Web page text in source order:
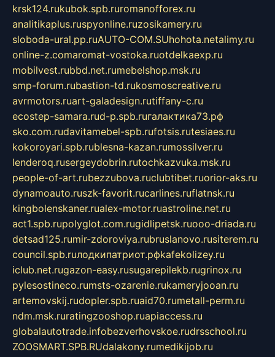
krsk124.rukubok.spb.ruromanofforex.ru
analitikaplus.ruspyonline.ruzosikamery.ru
sloboda-ural.pp.ruAUTO-COM.SUhohota.netalimy.ru
online-z.comaromat-vostoka.ruotdelkaexp.ru
mobilvest.rubbd.net.rumebelshop.msk.ru
smp-forum.rubastion-td.rukosmoscreative.ru
avrmotors.ruart-galadesign.rutiffany-c.ru
ecostep-samara.rud-p.spb.ruгалактика73.рф
sko.com.rudavitamebel-spb.rufotsis.rutesiaes.ru
kokoroyari.spb.rublesna-kazan.rumossilver.ru
lenderoq.rusergeydobrin.rutochkazvuka.msk.ru
people-of-art.rubezzubova.ruclubtibet.ruorior-aks.ru
dynamoauto.ruszk-favorit.rucarlines.ruflatnsk.ru
kingbolenskaner.rualex-motor.ruastroline.net.ru
act1.spb.rupolyglot.com.rugidlipetsk.ruooo-driada.ru
detsad125.rumir-zdoroviya.rubruslanovo.rusiterem.ru
council.spb.ruлодкипатриот.рфkafekolizey.ru
iclub.net.rugazon-easy.rusugarepilekb.rugrinox.ru
pylesostineco.rumsts-ozarenie.rukameryjooan.ru
artemovskij.rudopler.spb.ruaid70.rumetall-perm.ru
ndm.msk.ruratingzooshop.ruapiaccess.ru
globalautotrade.infobezverhovskoe.rudrsschool.ru
ZOOSMART.SPB.RUdalakony.rumedikijob.ru